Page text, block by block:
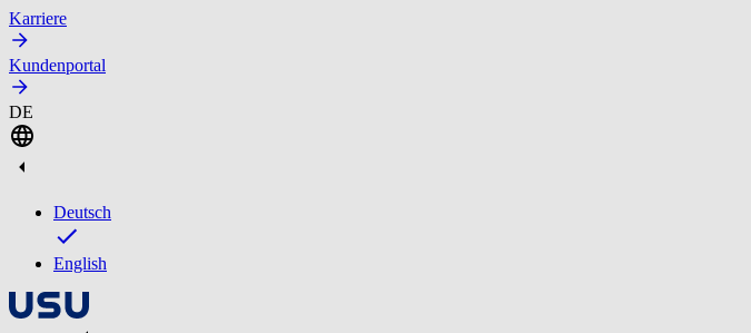
Karriere
Kundenportal
DE
Deutsch
English